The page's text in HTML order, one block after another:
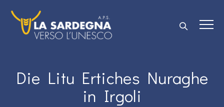
Die Litu Ertiches Nuraghe
in Irgoli